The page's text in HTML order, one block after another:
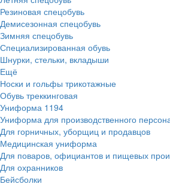
Резиновая спецобувь
Демисезонная спецобувь
Зимняя спецобувь
Специализированная обувь
Шнурки, стельки, вкладыши
Ещё
Носки и гольфы трикотажные
Обувь треккинговая
Униформа 1194
Униформа для производственного
Для горничных, уборщиц и продавцов
Медицинская униформа
Для поваров, официантов и пищевых
Для охранников
Бейсболки